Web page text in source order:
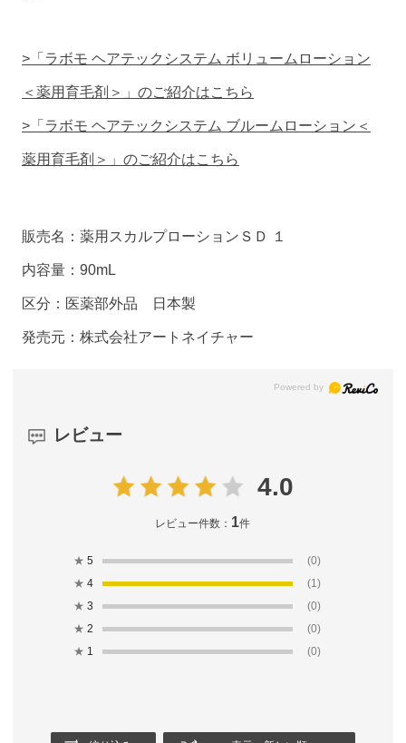
>「ラボモ ヘアテックシステム ボリュームローション
＜薬用育毛剤＞」のご紹介はこちら
>「ラボモ ヘアテックシステム ブルームローション＜
薬用育毛剤＞」のご紹介はこちら
販売名：薬用スカルプローションＳＤ １
内容量：90mL
区分：医薬部外品 日本製
発売元：株式会社アートネイチャー
レビュー
4.0
レビュー件数： 1件
★ 5
(0)
★ 4
(1)
★ 3
(0)
★ 2
(0)
★ 1 (0)